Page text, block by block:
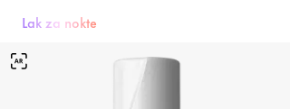
Lak za nokte